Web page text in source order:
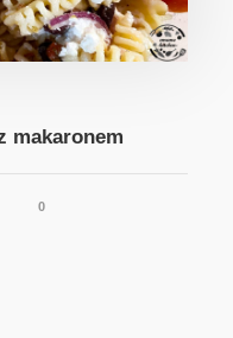
makaronem
0